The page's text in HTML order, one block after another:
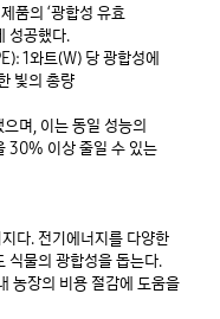
품의 ‘광합성 유효
성공했다.
1와트(W) 당 광합성에
빛의 총량
며, 이는 동일 성능의
30% 이상 줄일 수 있는
다. 전기에너지를 다양한
식물의 광합성을 돕는다.
농장의 비용 절감에 도움을